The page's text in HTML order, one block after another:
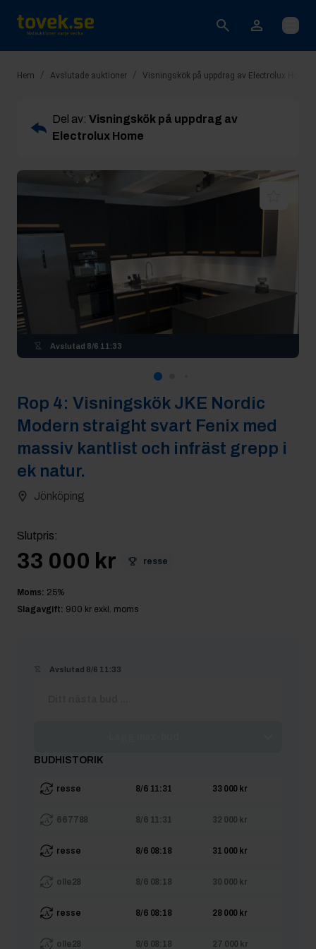
Öppna
Hem / Avslutade auktioner / Visningskök på uppdrag av Electrolux Home
Del av: Visningskök på uppdrag av
Electrolux Home
Avslutad 8/6 11:33
Rop 4: Visningskök JKE Nordic
Modern straight svart Fenix med
massiv kantlist och infräst grepp i
ek natur.
Jönköping
Slutpris:
33 000 kr resse
Moms: 25%
Slagavgift: 900 kr exkl. moms
Avslutad 8/6 11:33
BUDHISTORIK
resse 8/6 11:31 33 000 kr
667788 8/6 11:31 32 000 kr
resse 8/6 08:18 31 000 kr
olle28 8/6 08:18 30 000 kr
resse 8/6 08:18 28 000 kr
olle28 8/6 08:18 27 000 kr